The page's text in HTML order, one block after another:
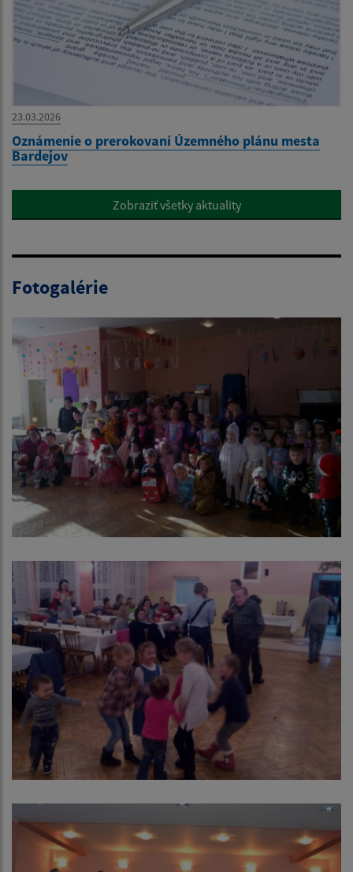
23.03.2026
Oznámenie o prerokovaní Územného plánu mesta
Bardejov
Zobraziť všetky aktuality
Fotogalérie